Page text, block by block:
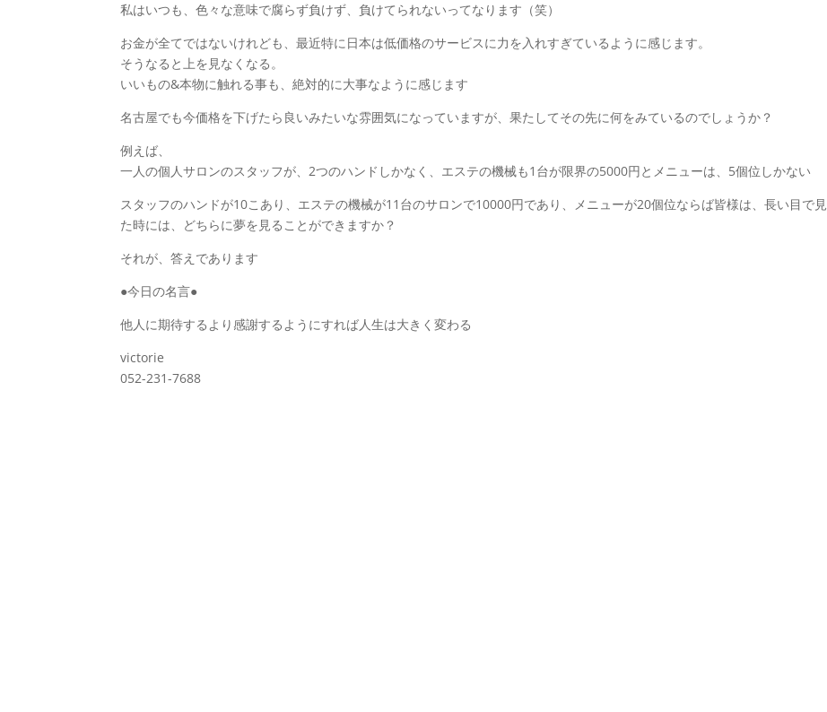
私はいつも、色々な意味で腐らず負けず、負けてられないってなります（笑）
お金が全てではないけれども、最近特に日本は低価格のサービスに力を入れすぎているように感じます。
そうなると上を見なくなる。
いいもの&本物に触れる事も、絶対的に大事なように感じます
名古屋でも今価格を下げたら良いみたいな雰囲気になっていますが、果たしてその先に何をみているのでしょうか？
例えば、
一人の個人サロンのスタッフが、2つのハンドしかなく、エステの機械も1台が限界の5000円とメニューは、5個位しかない
スタッフのハンドが10こあり、エステの機械が11台のサロンで10000円であり、メニューが20個位ならば皆様は、長い目で見
た時には、どちらに夢を見ることができますか？
それが、答えであります
●今日の名言●
他人に期待するより感謝するようにすれば人生は大きく変わる
victorie
052-231-7688